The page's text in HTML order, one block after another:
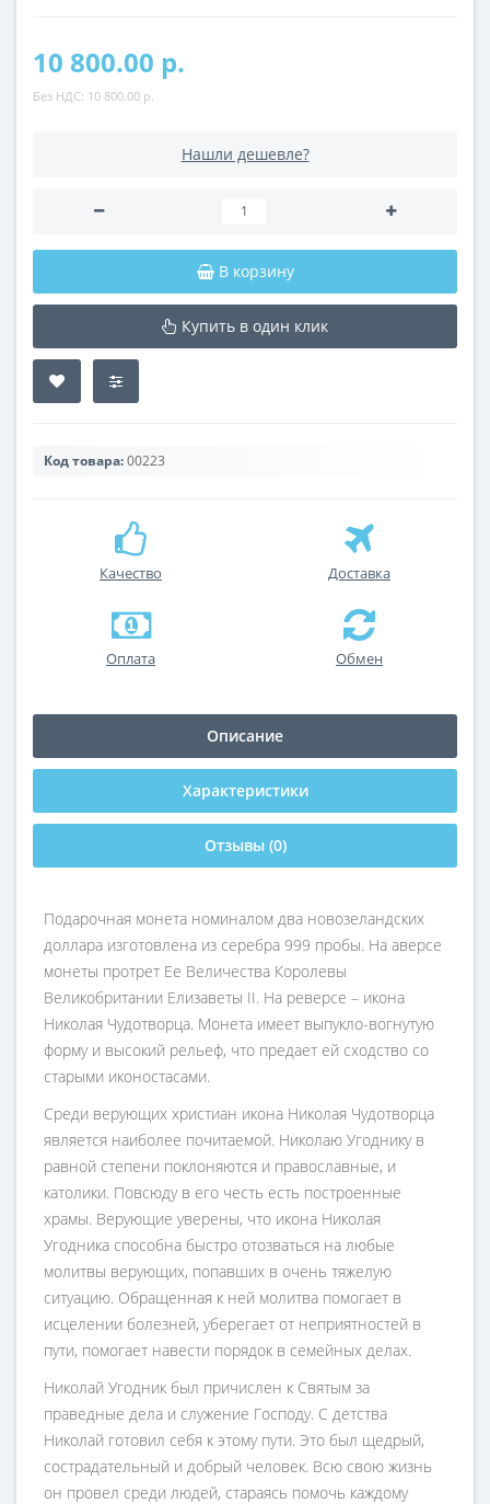
10 800.00 р.
Без НДС: 10 800.00 р.
Нашли дешевле?
В корзину
Купить в один клик
Код товара:00223
Качество Доставка
Оплата Обмен
Описание
Характеристики
Отзывы (0)
Подарочная монета номиналом два новозеландских
доллара изготовлена из серебра 999 пробы. На аверсе
монеты протрет Ее Величества Королевы
Великобритании Елизаветы II. На реверсе – икона
Николая Чудотворца. Монета имеет выпукло-вогнутую
форму и высокий рельеф, что предает ей сходство со
старыми иконостасами.
Среди верующих христиан икона Николая Чудотворца
является наиболее почитаемой. Николаю Угоднику в
равной степени поклоняются и православные, и
католики. Повсюду в его честь есть построенные
храмы. Верующие уверены, что икона Николая
Угодника способна быстро отозваться на любые
молитвы верующих, попавших в очень тяжелую
ситуацию. Обращенная к ней молитва помогает в
исцелении болезней, уберегает от неприятностей в
пути, помогает навести порядок в семейных делах.
Николай Угодник был причислен к Святым за
праведные дела и служение Господу. С детства
Николай готовил себя к этому пути. Это был щедрый,
сострадательный и добрый человек. Всю свою жизнь
он провел среди людей, стараясь помочь каждому